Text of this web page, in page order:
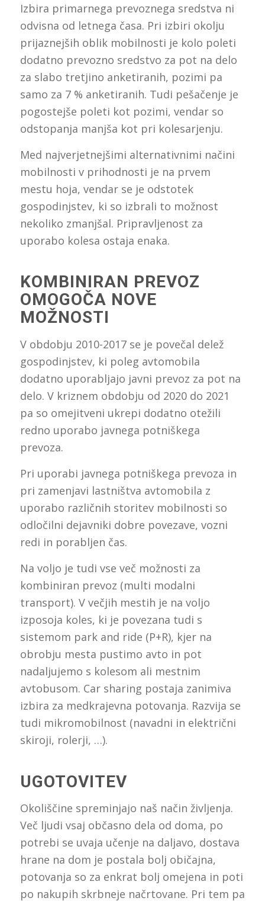
Izbira primarnega prevoznega sredstva ni
odvisna od letnega časa. Pri izbiri okolju
prijaznejših oblik mobilnosti je kolo poleti
dodatno prevozno sredstvo za pot na delo
za slabo tretjino anketiranih, pozimi pa
samo za 7 % anketiranih. Tudi pešačenje je
pogostejše poleti kot pozimi, vendar so
odstopanja manjša kot pri kolesarjenju.
Med najverjetnejšimi alternativnimi načini
mobilnosti v prihodnosti je na prvem
mestu hoja, vendar se je odstotek
gospodinjstev, ki so izbrali to možnost
nekoliko zmanjšal. Pripravljenost za
uporabo kolesa ostaja enaka.
KOMBINIRAN PREVOZ
OMOGOČA NOVE
MOŽNOSTI
V obdobju 2010-2017 se je povečal delež
gospodinjstev, ki poleg avtomobila
dodatno uporabljajo javni prevoz za pot na
delo. V kriznem obdobju od 2020 do 2021
pa so omejitveni ukrepi dodatno otežili
redno uporabo javnega potniškega
prevoza.
Pri uporabi javnega potniškega prevoza in
pri zamenjavi lastništva avtomobila z
uporabo različnih storitev mobilnosti so
odločilni dejavniki dobre povezave, vozni
redi in porabljen čas.
Na voljo je tudi vse več možnosti za
kombiniran prevoz (multi modalni
transport). V večjih mestih je na voljo
izposoja koles, ki je povezana tudi s
sistemom park and ride (P+R), kjer na
obrobju mesta pustimo avto in pot
nadaljujemo s kolesom ali mestnim
avtobusom. Car sharing postaja zanimiva
izbira za medkrajevna potovanja. Razvija se
tudi mikromobilnost (navadni in električni
skiroji, rolerji, …).
UGOTOVITEV
Okoliščine spreminjajo naš način življenja.
Več ljudi vsaj občasno dela od doma, po
potrebi se uvaja učenje na daljavo, dostava
hrane na dom je postala bolj običajna,
potovanja so za enkrat bolj omejena in poti
po nakupih skrbneje načrtovane. Pri tem pa